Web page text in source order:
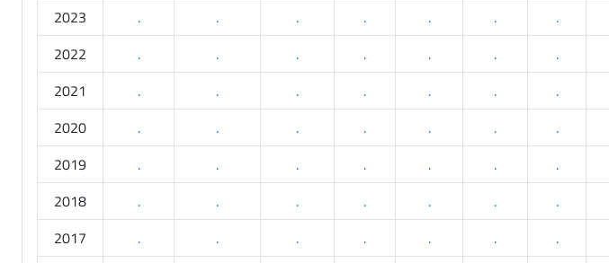
2023
. . . . . . .
2022
. . . . . . .
2021
. . . . . . .
2020
. . . . . . .
2019
. . . . . . .
2018
. . . . . . .
2017
. . . . . . .